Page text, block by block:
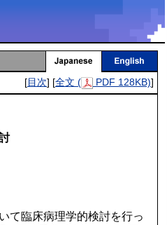
[目次] [全文 ( PDF 128KB)]
て臨床病理学的検討を行っ